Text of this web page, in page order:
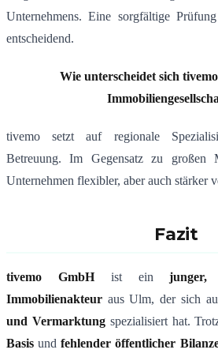
Unternehmens. Eine sorgfältige
entscheidend.
Wie unterscheidet sich
tivemo setzt auf regionale
Betreuung. Im Gegensatz zu großen
Unternehmen flexibler, aber auch stärker
Fazit
tivemo GmbHist einjunger,
Immobilienakteur aus Ulm, der sich
und Vermarktungspezialisiert hat.
Basis undfehlender öffentlicher